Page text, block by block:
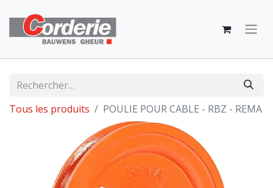
Tous les produits POULIE POUR CABLE - RBZ - REMA